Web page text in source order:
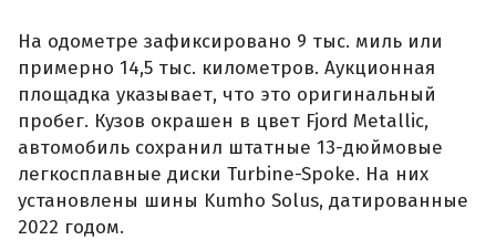
На одометре зафиксировано 9 тыс. миль или
примерно 14,5 тыс. километров. Аукционная
площадка указывает, что это оригинальный
пробег. Кузов окрашен в цвет Fjord Metallic,
автомобиль сохранил штатные 13-дюймовые
легкосплавные диски Turbine-Spoke. На них
установлены шины Kumho Solus, датированные
2022 годом.